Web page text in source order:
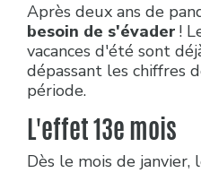
Après deux ans de
besoin de s'évader !
vacances d'été sont
dépassant les chiffres
période.
L'effet 13e mois
Dès le mois de